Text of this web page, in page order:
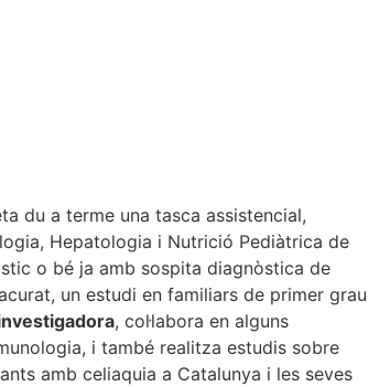
du a terme una tasca assistencial,
Hepatologia i Nutrició Pediàtrica de
o bé ja amb sospita diagnòstica de
un estudi en familiars de primer grau
, col·labora en alguns
i també realitza estudis sobre
amb celiaquia a Catalunya i les seves